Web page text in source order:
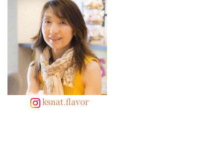
ksnat.flavor